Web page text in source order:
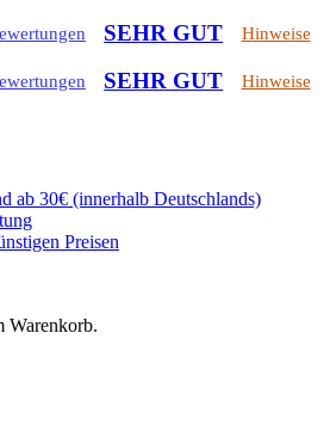
SEHR GUT Hinweise
SEHR GUT Hinweise
ab 30€ (innerhalb Deutschlands)
Preisen
Warenkorb.